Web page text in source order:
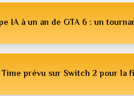
IA à un an de GTA 6 : un
prévu sur Switch 2 pour la